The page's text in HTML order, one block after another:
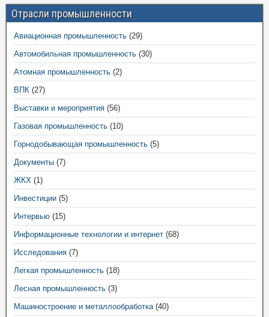
Отрасли промышленности
Авиационная промышленность (29)
Автомобильная промышленность (30)
Атомная промышленность (2)
ВПК (27)
Выставки и мероприятия (56)
Газовая промышленность (10)
Горнодобывающая промышленность (5)
Документы (7)
ЖКХ (1)
Инвестиции (5)
Интервью (15)
Информационные технологии и интернет (68)
Исследования (7)
Легкая промышленность (18)
Лесная промышленность (3)
Машиностроение и металлообработка(40)